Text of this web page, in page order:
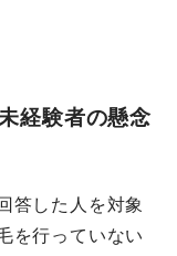
経験者の懸念
答した人を対象
を行っていない